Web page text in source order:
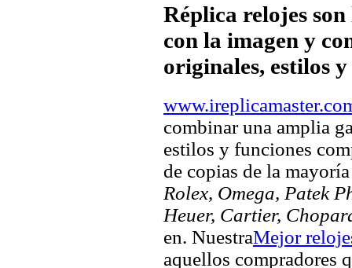
Réplica relojes
con la imagen y
originales, estilos
combinar una amplia
estilos y funciones
de copias de la
Rolex, Omega, Patek
Heuer, Cartier,
en. NuestraMejor
aquellos compradores